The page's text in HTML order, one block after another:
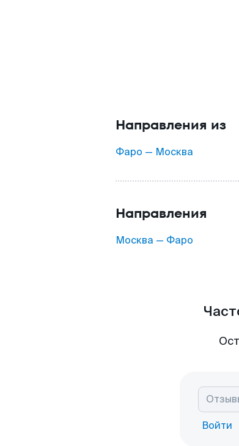
Направления из
Фаро — Москва
Направления
Москва — Фаро
Войти